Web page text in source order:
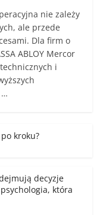
nie zależy
ale przede
Dla firm o
ABLOY Mercor
i
…
kroku?
decyzje
która